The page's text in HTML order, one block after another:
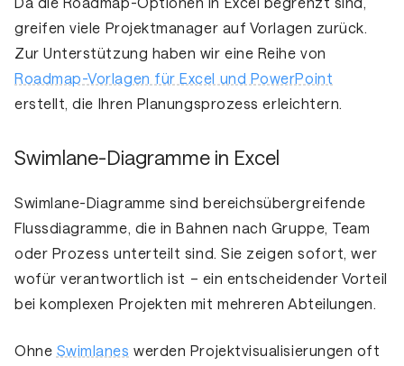
greifen viele Projektmanager auf Vorlagen zurück.
Zur Unterstützung haben wir eine Reihe von
Roadmap-Vorlagen für Excel und PowerPoint
erstellt, die Ihren Planungsprozess erleichtern.
Swimlane-Diagramme in Excel
Swimlane-Diagramme sind bereichsübergreifende
Flussdiagramme, die in Bahnen nach Gruppe, Team
oder Prozess unterteilt sind. Sie zeigen sofort,wer
wofür verantwortlich ist – ein entscheidender Vorteil
bei komplexen Projekten mit mehreren Abteilungen.
Ohne Swimlanes werden Projektvisualisierungen oft